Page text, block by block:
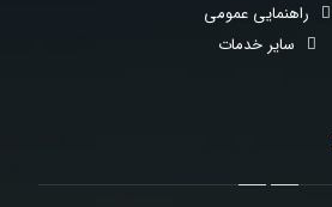
راهنمایی عمومی
سایر خدمات